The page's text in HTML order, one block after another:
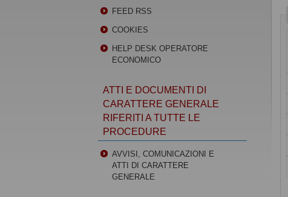
FEED RSS
COOKIES
HELP DESK OPERATORE
ECONOMICO
ATTI E DOCUMENTI DI
CARATTERE GENERALE
RIFERITI A TUTTE LE
PROCEDURE
AVVISI, COMUNICAZIONI E
ATTI DI CARATTERE
GENERALE